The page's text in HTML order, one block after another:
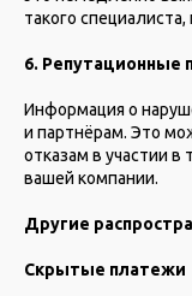
такого
6. Репутационные
Информация о
и партнёрам. Это
отказам в участии
вашей компании.
Другие
Скрытые платежи